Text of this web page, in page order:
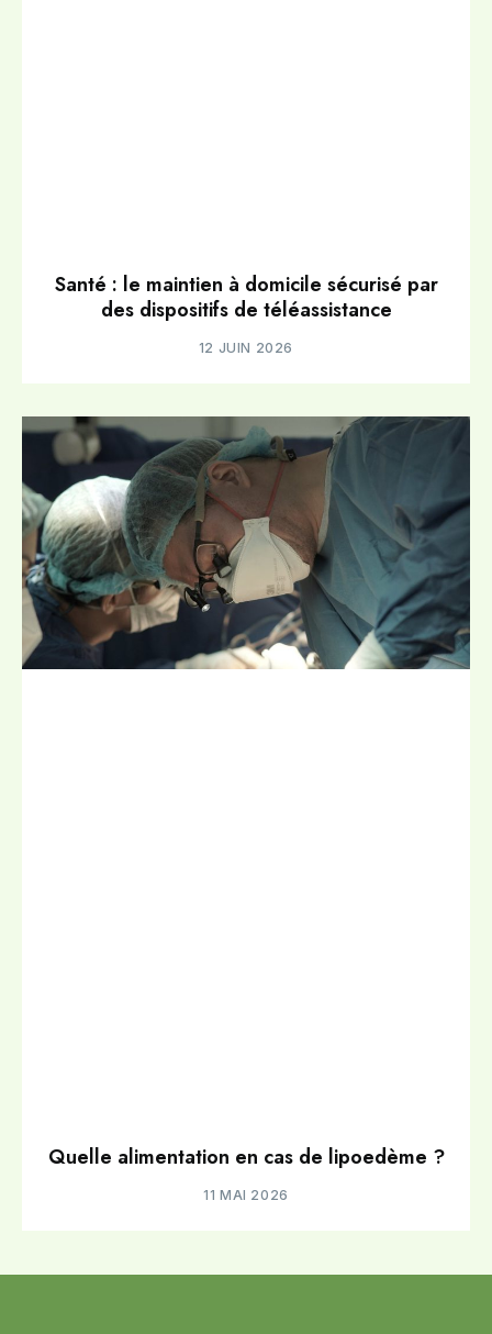
Santé : le maintien à domicile sécurisé par
des dispositifs de téléassistance
12 JUIN 2026
Quelle alimentation en cas de lipoedème ?
11 MAI 2026